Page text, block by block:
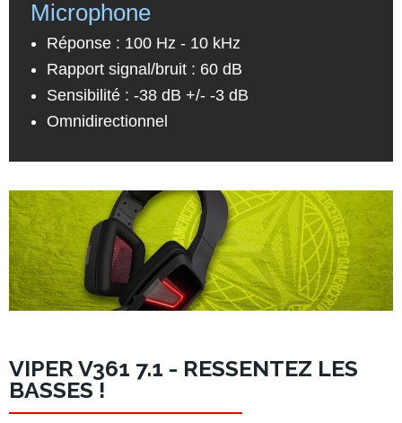
Microphone
Réponse : 100 Hz - 10 kHz
Rapport signal/bruit : 60 dB
Sensibilité : -38 dB +/- -3 dB
Omnidirectionnel
VIPER V361 7.1 - RESSENTEZ LES
BASSES !